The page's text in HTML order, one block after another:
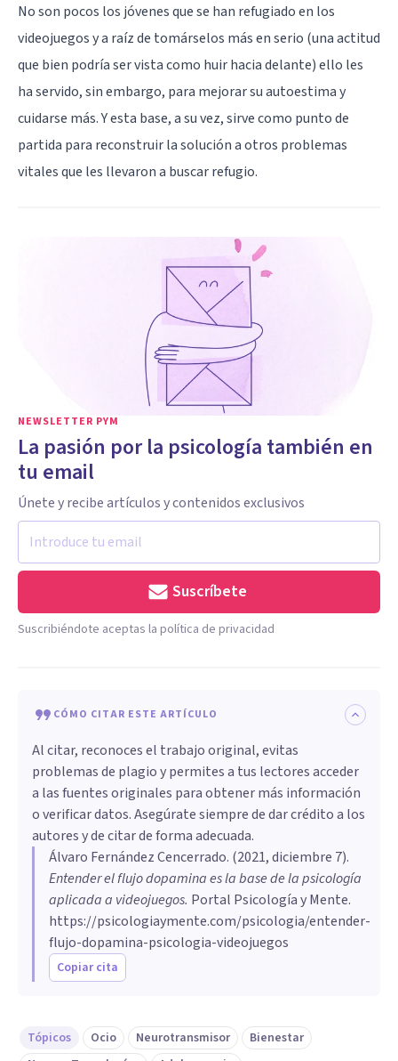
No son pocos los jóvenes que se han refugiado en los
videojuegos y a raíz de tomárselos más en serio (una actitud
que bien podría ser vista como huir hacia delante) ello les
ha servido, sin embargo, para mejorar suautoestimay
cuidarse más. Y esta base, a su vez, sirve como punto de
partida para reconstruir la solución a otros problemas
vitales que les llevaron a buscar refugio.
NEWSLETTER PYM
La pasión por la psicología también en
tu email
Únete y recibe artículos y contenidos exclusivos
Suscríbete
Suscribiéndote aceptas la política de privacidad
CÓMO CITAR ESTE ARTÍCULO
Al citar, reconoces el trabajo original, evitas
problemas de plagio y permites a tus lectores acceder
a las fuentes originales para obtener más información
o verificar datos. Asegúrate siempre de dar crédito a los
autores y de citar de forma adecuada.
Álvaro Fernández Cencerrado. (2021, diciembre 7).
Entender el flujo dopamina es la base de la psicología
aplicada a videojuegos. Portal Psicología y Mente.
https://psicologiaymente.com/psicologia/entender-
flujo-dopamina-psicologia-videojuegos
Copiar cita
Tópicos Ocio Neurotransmisor
Bienestar